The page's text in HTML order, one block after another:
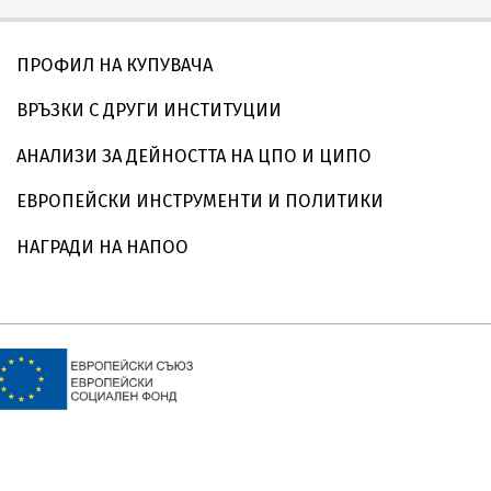
ПРОФИЛ НА КУПУВАЧА
ВРЪЗКИ С ДРУГИ ИНСТИТУЦИИ
АНАЛИЗИ ЗА ДЕЙНОСТТА НА ЦПО И ЦИПО
ЕВРОПЕЙСКИ ИНСТРУМЕНТИ И ПОЛИТИКИ
НАГРАДИ НА НАПОО